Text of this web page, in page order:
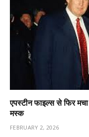
एपस्टीन फाइल्स से फिर
मस्क
FEBRUARY 2, 2026